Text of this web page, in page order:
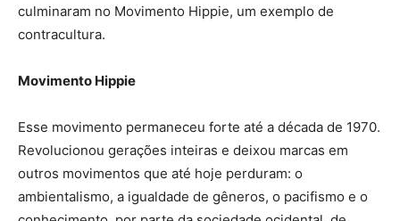
culminaram no Movimento Hippie, um exemplo de
contracultura.
Movimento Hippie
Esse movimento permaneceu forte até a década de 1970.
Revolucionou gerações inteiras e deixou marcas em
outros movimentos que até hoje perduram: o
ambientalismo, a igualdade de gêneros, o pacifismo e o